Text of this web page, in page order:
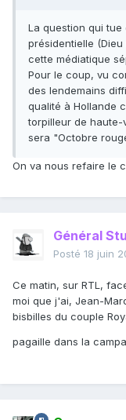
La question qui tue
présidentielle
cette médiatique
Pour le coup, vu
des lendemains
qualité à Hollande
torpilleur de haute-
sera "Octobre
On va nous refaire le
Général
Posté 18 juin
Ce matin, sur RTL,
moi que j'ai, Jean-
bisbilles du couple
pagaille dans la